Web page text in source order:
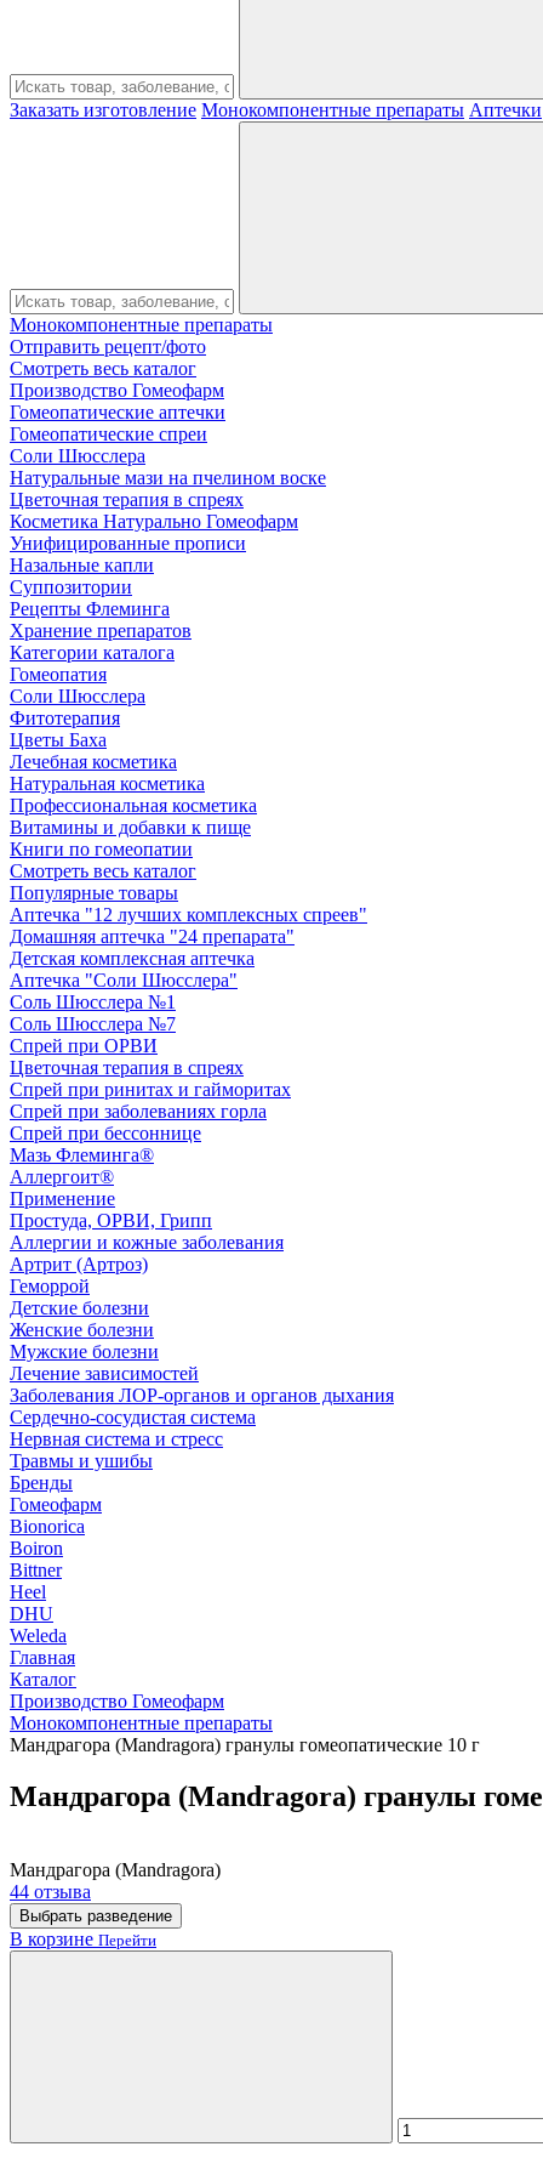
Заказать изготовление Монокомпонентные препараты Аптечки
Монокомпонентные препараты
Отправить рецепт/фото
Смотреть весь каталог
Производство Гомеофарм
Гомеопатические аптечки
Гомеопатические спреи
Соли Шюсслера
Натуральные мази на пчелином воске
Цветочная терапия в спреях
Косметика Натурально Гомеофарм
Унифицированные прописи
Назальные капли
Суппозитории
Рецепты Флеминга
Хранение препаратов
Категории каталога
Гомеопатия
Соли Шюсслера
Фитотерапия
Цветы Баха
Лечебная косметика
Натуральная косметика
Профессиональная косметика
Витамины и добавки к пище
Книги по гомеопатии
Смотреть весь каталог
Популярные товары
Аптечка "12 лучших комплексных спреев"
Домашняя аптечка "24 препарата"
Детская комплексная аптечка
Аптечка "Соли Шюсслера"
Соль Шюсслера №1
Соль Шюсслера №7
Спрей при ОРВИ
Цветочная терапия в спреях
Спрей при ринитах и гайморитах
Спрей при заболеваниях горла
Спрей при бессоннице
Мазь Флеминга®
Аллергоит®
Применение
Простуда, ОРВИ, Грипп
Аллергии и кожные заболевания
Артрит (Артроз)
Геморрой
Детские болезни
Женские болезни
Мужские болезни
Лечение зависимостей
Заболевания ЛОР-органов и органов дыхания
Сердечно-сосудистая система
Нервная система и стресс
Травмы и ушибы
Бренды
Гомеофарм
Bionorica
Boiron
Bittner
Heel
DHU
Weleda
Главная
Каталог
Производство Гомеофарм
Монокомпонентные препараты
Мандрагора (Mandragora) гранулы гомеопатические 10 г
Мандрагора (Mandragora) гранулы
Мандрагора (Mandragora)
44 отзыва
Выбрать разведение
В корзине Перейти